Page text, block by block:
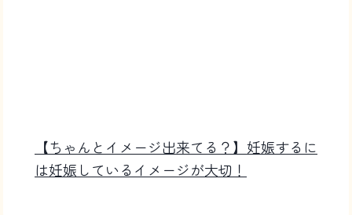
【ちゃんとイメージ出来てる？】妊娠するに
は妊娠しているイメージが大切！